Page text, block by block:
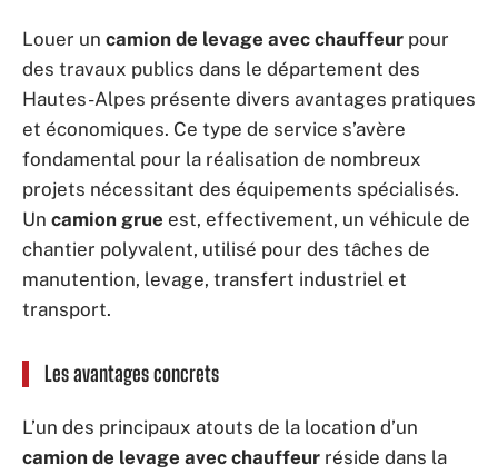
Louer un camion de levage avec chauffeur pour
des travaux publics dans le département des
Hautes-Alpes présente divers avantages pratiques
et économiques. Ce type de service s’avère
fondamental pour la réalisation de nombreux
projets nécessitant des équipements spécialisés.
Un camion grue est, effectivement, un véhicule de
chantier polyvalent, utilisé pour des tâches de
manutention, levage, transfert industriel et
transport.
Les avantages concrets
L’un des principaux atouts de la location d’un
camion de levage avec chauffeur réside dans la